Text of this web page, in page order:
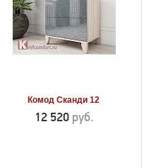
Комод Сканди 12
12 520 руб.